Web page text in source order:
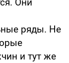
ряды. Не
и тут же